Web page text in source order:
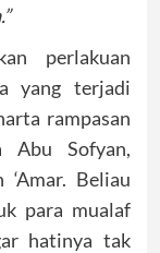
perlakuan
yang terjadi
rampasan
Abu Sofyan,
Beliau
para mualaf
hatinya tak